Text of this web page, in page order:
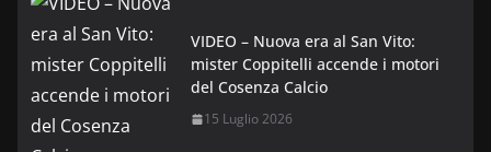
VIDEO – Nuova era al San Vito:
mister Coppitelli accende i motori
del Cosenza Calcio
15 Luglio 2026